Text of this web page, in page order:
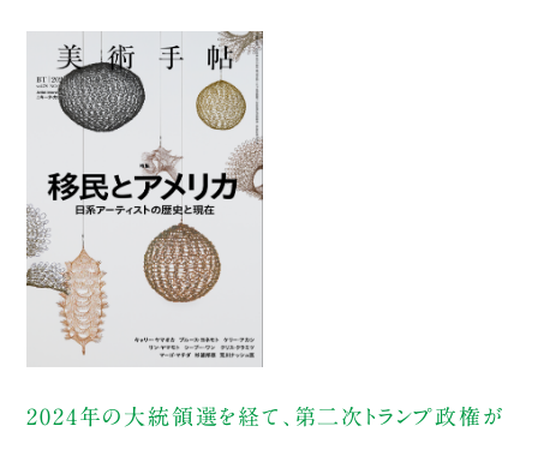
2024年の大統領選を経て、第二次トランプ政権が